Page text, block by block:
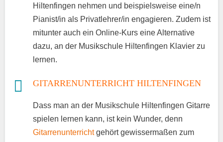
Hiltenfingen nehmen und beispielsweise eine/n
Pianist/in als Privatlehrer/in engagieren. Zudem ist
mitunter auch ein Online-Kurs eine Alternative
dazu, an der Musikschule Hiltenfingen Klavier zu
lernen.
GITARRENUNTERRICHT HILTENFINGEN
Dass man an der Musikschule Hiltenfingen Gitarre
spielen lernen kann, ist kein Wunder, denn
Gitarrenunterrichtgehört gewissermaßen zum